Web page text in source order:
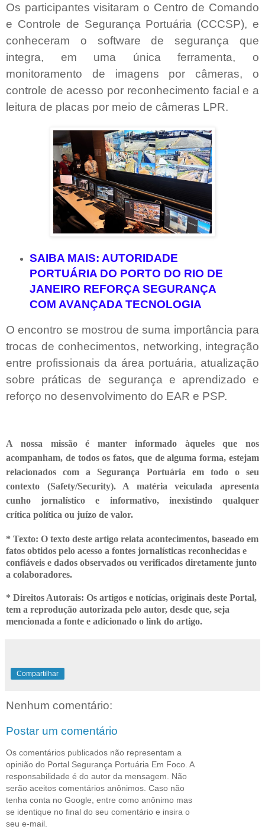
Os participantes visitaram o Centro de Comando
e Controle de Segurança Portuária (CCCSP), e
conheceram o software de segurança que
integra, em uma única ferramenta, o
monitoramento de imagens por câmeras, o
controle de acesso por reconhecimento facial e a
leitura de placas por meio de câmeras LPR.
SAIBA MAIS: AUTORIDADE
PORTUÁRIA DO PORTO DO RIO DE
JANEIRO REFORÇA SEGURANÇA
COM AVANÇADA TECNOLOGIA
O encontro se mostrou de suma importância para
trocas de conhecimentos, networking, integração
entre profissionais da área portuária, atualização
sobre práticas de segurança e aprendizado e
reforço no desenvolvimento do EAR e PSP.
A nossa missão é manter informado àqueles que nos
acompanham, de todos os fatos, que de alguma forma, estejam
relacionados com a Segurança Portuária em todo o seu
contexto (Safety/Security). A matéria veiculada apresenta
cunho jornalístico e informativo, inexistindo qualquer
crítica política ou juízo de valor.
* Texto: O texto deste artigo relata acontecimentos, baseado em
fatos obtidos pelo acesso a fontes jornalísticas reconhecidas e
confiáveis e dados observados ou verificados diretamente junto
a colaboradores.
* Direitos Autorais: Os artigos e notícias, originais deste Portal,
tem a reprodução autorizada pelo autor, desde que, seja
mencionada a fonte e adicionado o link do artigo.
Compartilhar
Nenhum comentário:
Postar um comentário
Os comentários publicados não representam a
opinião do Portal Segurança Portuária Em Foco. A
responsabilidade é do autor da mensagem. Não
serão aceitos comentários anônimos. Caso não
tenha conta no Google, entre como anônimo mas
se identique no final do seu comentário e insira o
seu e-mail.